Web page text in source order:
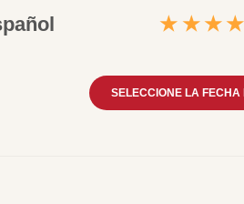
★★★★
SELECCIONE LA FECHA